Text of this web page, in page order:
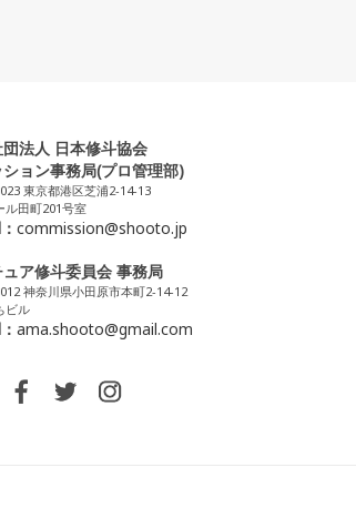
法人 日本修斗協会
ション事務局(プロ管理部)
東京都港区芝浦2-14-13
ル田町201号室
commission@shooto.jp
ア修斗委員会 事務局
神奈川県小田原市本町2-14-12
ビル
ama.shooto@gmail.com